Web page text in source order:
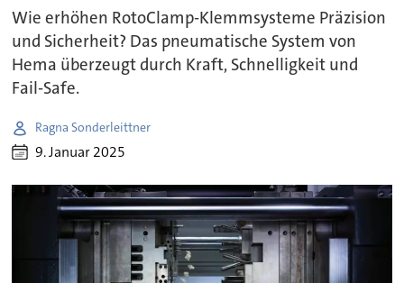
Wie erhöhen RotoClamp-Klemmsysteme Präzision
und Sicherheit? Das pneumatische System von
Hema überzeugt durch Kraft, Schnelligkeit und
Fail-Safe.
Ragna Sonderleittner
9. Januar 2025